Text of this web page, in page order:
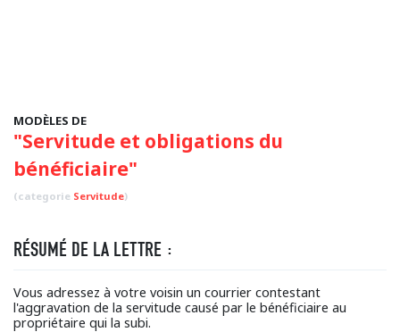
MODÈLES DE
"Servitude et obligations du
bénéficiaire"
(categorie Servitude)
RÉSUMÉ DE LA LETTRE :
Vous adressez à votre voisin un courrier contestant
l'aggravation de la servitude causé par le bénéficiaire au
propriétaire qui la subi.